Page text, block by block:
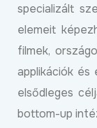
specializált
elemeit
filmek,
applikációk és
elsődleges
bottom-up